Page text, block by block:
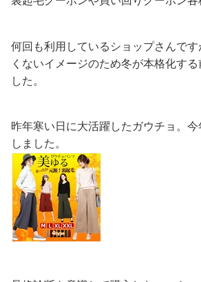
何回も利用しているショップさんで
くないイメージのため冬が本格化す
した。
昨年寒い日に大活躍したガウチョ。
しました。